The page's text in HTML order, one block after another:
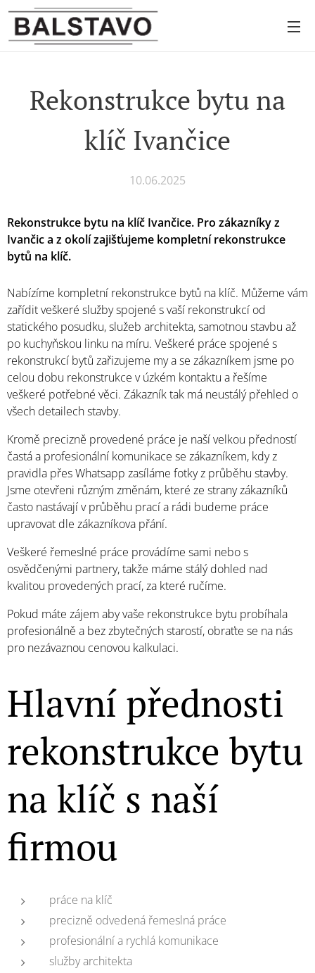
Rekonstrukce bytu na
klíč Ivančice
10.06.2025
Rekonstrukce bytu na klíč Ivančice. Pro zákazníky z
Ivančic a z okolí zajišťujeme kompletní rekonstrukce
bytů na klíč.
Nabízíme kompletní rekonstrukce bytů na klíč. Můžeme vám
zařídit veškeré služby spojené s vaší rekonstrukcí od
statického posudku, služeb architekta, samotnou stavbu až
po kuchyňskou linku na míru. Veškeré práce spojené s
rekonstrukcí bytů zařizujeme my a se zákazníkem jsme po
celou dobu rekonstrukce v úzkém kontaktu a řešíme
veškeré potřebné věci. Zákazník tak má neustálý přehled o
všech detailech stavby.
Kromě precizně provedené práce je naší velkou předností
častá a profesionální komunikace se zákazníkem, kdy z
pravidla přes Whatsapp zasíláme fotky z průběhu stavby.
Jsme otevřeni různým změnám, které ze strany zákazníků
často nastávají v průběhu prací a rádi budeme práce
upravovat dle zákazníkova přání.
Veškeré řemeslné práce provádíme sami nebo s
osvědčenými partnery, takže máme stálý dohled nad
kvalitou provedených prací, za které ručíme.
Pokud máte zájem aby vaše rekonstrukce bytu probíhala
profesionálně a bez zbytečných starostí, obraťte se na nás
pro nezávaznou cenovou kalkulaci.
Hlavní přednosti
rekonstrukce bytu
na klíč s naší
firmou
práce na klíč
precizně odvedená řemeslná práce
profesionální a rychlá komunikace
služby architekta